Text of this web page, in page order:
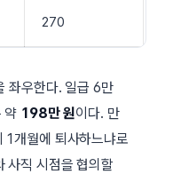
270
좌우한다. 일급 6만
약 198만 원이다. 만
개월에 퇴사하느냐로
사직 시점을 협의할